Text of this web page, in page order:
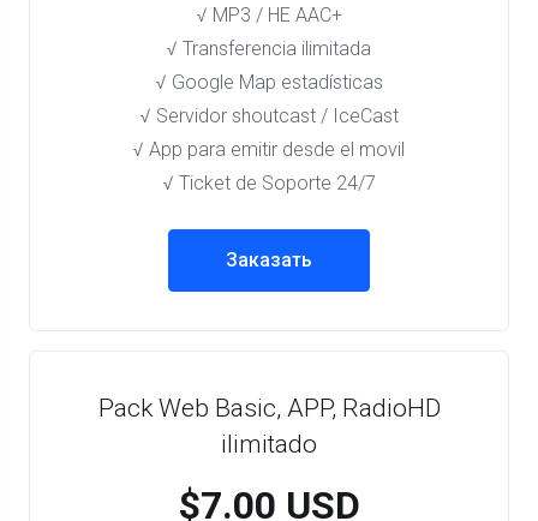
√ MP3 / HE AAC+
√ Transferencia ilimitada
√ Google Map estadísticas
√ Servidor shoutcast / IceCast
√ App para emitir desde el movil
√ Ticket de Soporte 24/7
Заказать
Pack Web Basic, APP, RadioHD
ilimitado
$7.00 USD